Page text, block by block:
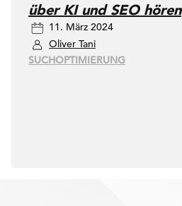
über KI und SEO hören
11. März 2024
Oliver Tani
SUCHOPTIMIERUNG